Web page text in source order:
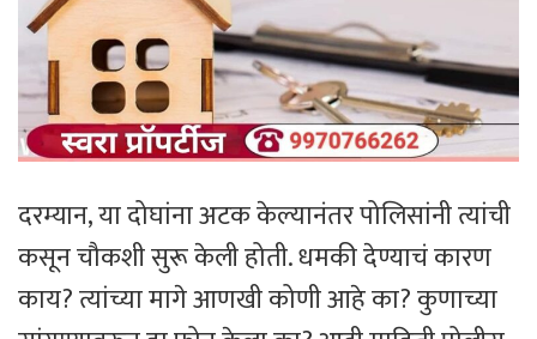
दरम्यान, या दोघांना अटक केल्यानंतर पोलिसांनी त्यांची
कसून चौकशी सुरू केली होती. धमकी देण्याचं कारण
काय? त्यांच्या मागे आणखी कोणी आहे का? कुणाच्या